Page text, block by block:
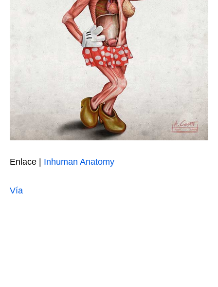
Enlace | Inhuman Anatomy
Vía